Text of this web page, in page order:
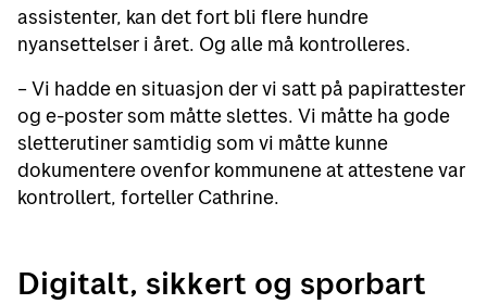
assistenter, kan det fort bli flere hundre
nyansettelser i året. Og alle må kontrolleres.
– Vi hadde en situasjon der vi satt på papirattester
og e-poster som måtte slettes. Vi måtte ha gode
sletterutiner samtidig som vi måtte kunne
dokumentere ovenfor kommunene at attestene var
kontrollert, forteller Cathrine.
Digitalt, sikkert og sporbart